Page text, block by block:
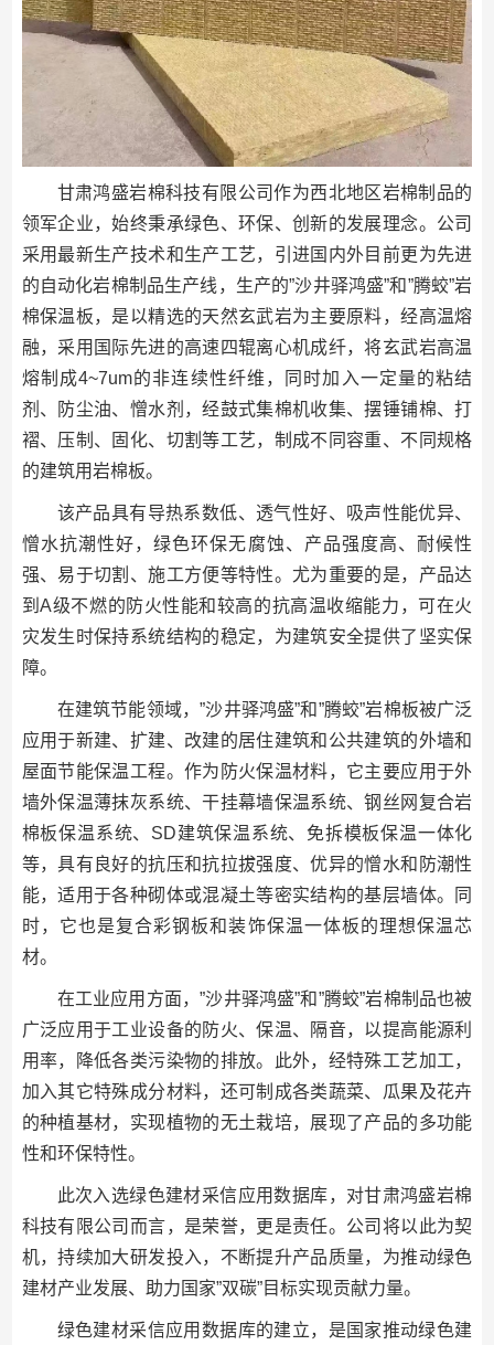
甘肃鸿盛岩棉科技有限公司作为西北地区岩棉制品的
领军企业，始终秉承绿色、环保、创新的发展理念。公司
采用最新生产技术和生产工艺，引进国内外目前更为先进
的自动化岩棉制品生产线，生产的”沙井驿鸿盛”和”腾蛟”岩
棉保温板，是以精选的天然玄武岩为主要原料，经高温熔
融，采用国际先进的高速四辊离心机成纤，将玄武岩高温
熔制成4~7um的非连续性纤维，同时加入一定量的粘结
剂、防尘油、憎水剂，经鼓式集棉机收集、摆锤铺棉、打
褶、压制、固化、切割等工艺，制成不同容重、不同规格
的建筑用岩棉板。
该产品具有导热系数低、透气性好、吸声性能优异、
憎水抗潮性好，绿色环保无腐蚀、产品强度高、耐候性
强、易于切割、施工方便等特性。尤为重要的是，产品达
到A级不燃的防火性能和较高的抗高温收缩能力，可在火
灾发生时保持系统结构的稳定，为建筑安全提供了坚实保
障。
在建筑节能领域，”沙井驿鸿盛”和”腾蛟”岩棉板被广泛
应用于新建、扩建、改建的居住建筑和公共建筑的外墙和
屋面节能保温工程。作为防火保温材料，它主要应用于外
墙外保温薄抹灰系统、干挂幕墙保温系统、钢丝网复合岩
棉板保温系统、SD建筑保温系统、免拆模板保温一体化
等，具有良好的抗压和抗拉拔强度、优异的憎水和防潮性
能，适用于各种砌体或混凝土等密实结构的基层墙体。同
时，它也是复合彩钢板和装饰保温一体板的理想保温芯
材。
在工业应用方面，”沙井驿鸿盛”和”腾蛟”岩棉制品也被
广泛应用于工业设备的防火、保温、隔音，以提高能源利
用率，降低各类污染物的排放。此外，经特殊工艺加工，
加入其它特殊成分材料，还可制成各类蔬菜、瓜果及花卉
的种植基材，实现植物的无土栽培，展现了产品的多功能
性和环保特性。
此次入选绿色建材采信应用数据库，对甘肃鸿盛岩棉
科技有限公司而言，是荣誉，更是责任。公司将以此为契
机，持续加大研发投入，不断提升产品质量，为推动绿色
建材产业发展、助力国家”双碳”目标实现贡献力量。
绿色建材采信应用数据库的建立，是国家推动绿色建